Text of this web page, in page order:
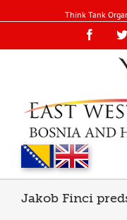
Think Tank
Jakob Finci